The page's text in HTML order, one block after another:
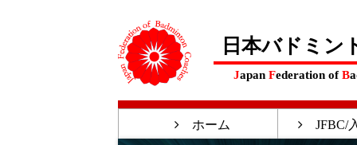
日本バドミン
Japan Federation ofB
ホーム JFBC/